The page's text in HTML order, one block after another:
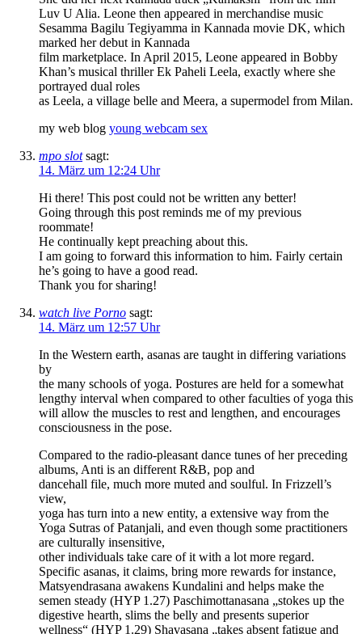
Luv U Alia. Leone then appeared in merchandise music
Sesamma Bagilu Tegiyamma in Kannada movie DK, which
marked her debut in Kannada
film marketplace. In April 2015, Leone appeared in Bobby
Khan’s musical thriller Ek Paheli Leela, exactly where she
portrayed dual roles
as Leela, a village belle and Meera, a supermodel from Milan.
my web blog young webcam sex
mpo slot sagt:
14. März um 12:24 Uhr
Hi there! This post could not be written any better!
Going through this post reminds me of my previous
roommate!
He continually kept preaching about this.
I am going to forward this information to him. Fairly certain
he’s going to have a good read.
Thank you for sharing!
watch live Porno sagt:
14. März um 12:57 Uhr
In the Western earth, asanas are taught in differing variations
by
the many schools of yoga. Postures are held for a somewhat
lengthy interval when compared to other faculties of yoga this
will allow the muscles to rest and lengthen, and encourages
consciousness in the pose.
Compared to the radio-pleasant dance tunes of her preceding
albums, Anti is an different R&B, pop and
dancehall file, much more muted and soulful. In Frizzell’s
view,
yoga has turn into a new entity, a extensive way from the
Yoga Sutras of Patanjali, and even though some practitioners
are culturally insensitive,
other individuals take care of it with a lot more regard.
Specific asanas, it claims, bring more rewards for instance,
Matsyendrasana awakens Kundalini and helps make the
semen steady (HYP 1.27) Paschimottanasana „stokes up the
digestive hearth, slims the belly and presents superior
wellness“ (HYP 1.29) Shavasana „takes absent fatigue and